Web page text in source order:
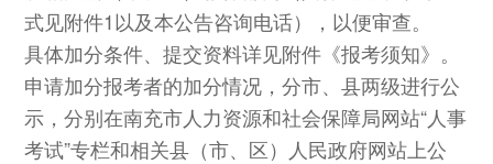
式见附件1以及本公告咨询电话），以便审查。
具体加分条件、提交资料详见附件《报考须知》。
申请加分报考者的加分情况，分市、县两级进行公
示，分别在南充市人力资源和社会保障局网站“人事
考试”专栏和相关县（市、区）人民政府网站上公